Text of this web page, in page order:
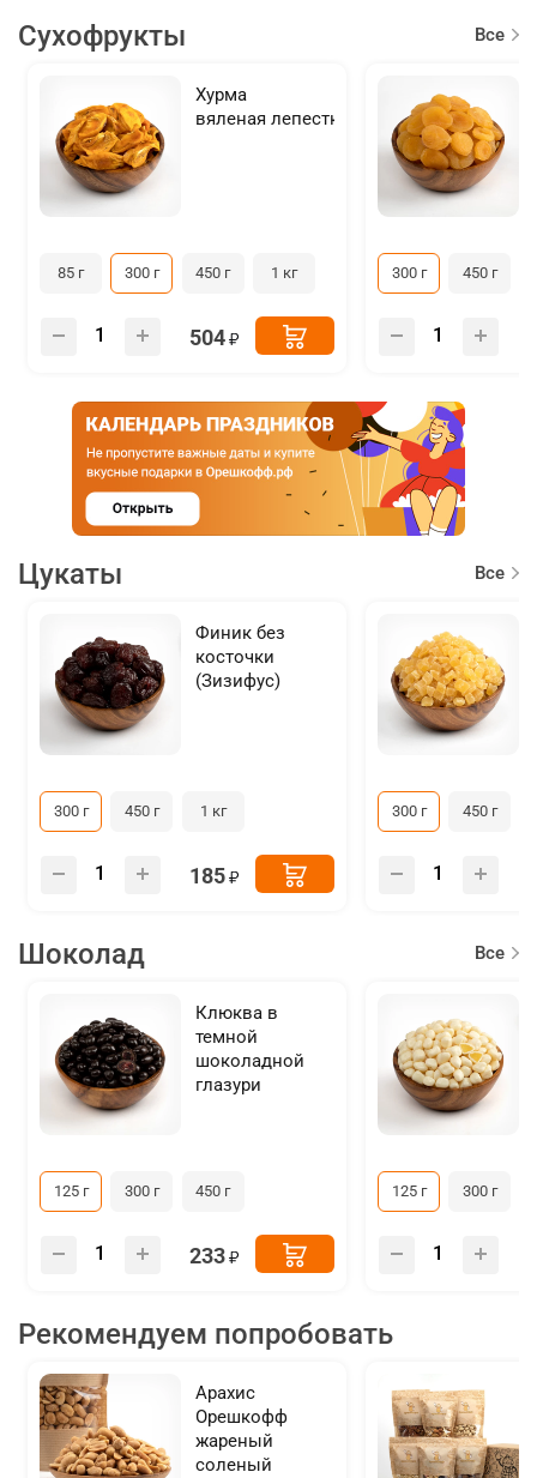
Сухофрукты
Все
Хурма
вяленая лепестки
85 г 300 г 450 г 1 кг
504
300 г 450 г
Цукаты
Все
Финик без
косточки
(Зизифус)
300 г 450 г 1 кг
185
300 г 450 г
Шоколад
Все
Клюква в
темной
шоколадной
глазури
125 г 300 г 450 г
233
125 г 300 г
Рекомендуем попробовать
Арахис
Орешкофф
жареный
соленый